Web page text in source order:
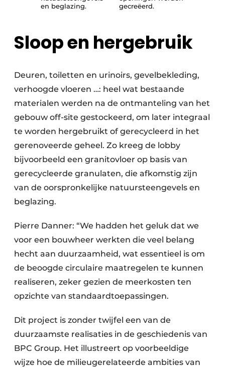
en beglazing.
gecreëerd.
Sloop en hergebruik
Deuren, toiletten en urinoirs, gevelbekleding,
verhoogde vloeren …: heel wat bestaande
materialen werden na de ontmanteling van het
gebouw off-site gestockeerd, om later integraal
te worden hergebruikt of gerecycleerd in het
gerenoveerde geheel. Zo kreeg de lobby
bijvoorbeeld een granitovloer op basis van
gerecycleerde granulaten, die afkomstig zijn
van de oorspronkelijke natuursteengevels en
beglazing.
Pierre Danner: “We hadden het geluk dat we
voor een bouwheer werkten die veel belang
hecht aan duurzaamheid, wat essentieel is om
de beoogde circulaire maatregelen te kunnen
realiseren, zeker gezien de meerkosten ten
opzichte van standaardtoepassingen.
Dit project is zonder twijfel een van de
duurzaamste realisaties in de geschiedenis van
BPC Group. Het illustreert op voorbeeldige
wijze hoe de milieugerelateerde ambities van